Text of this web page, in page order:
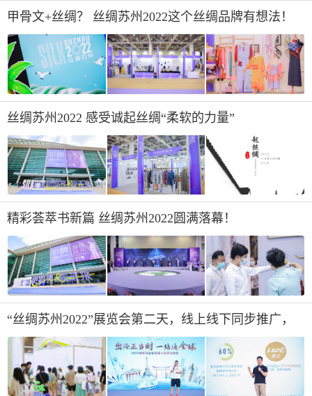
甲骨文+丝绸？ 丝绸苏州2022这个丝绸品牌有想法！
丝绸苏州2022 感受诚起丝绸“柔软的力量”
精彩荟萃书新篇 丝绸苏州2022圆满落幕！
“丝绸苏州2022”展览会第二天，线上线下同步推广，
多渠道为展商赋能